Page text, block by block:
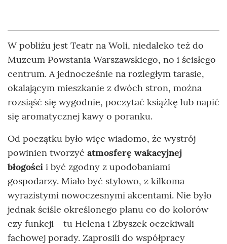
W pobliżu jest Teatr na Woli, niedaleko też do
Muzeum Powstania Warszawskiego, no i ścisłego
centrum. A jednocześnie na rozległym tarasie,
okalającym mieszkanie z dwóch stron, można
rozsiąść się wygodnie, poczytać książkę lub napić
się aromatycznej kawy o poranku.
Od początku było więc wiadomo, że wystrój
powinien tworzyć atmosferę wakacyjnej
błogości i być zgodny z upodobaniami
gospodarzy. Miało być stylowo, z kilkoma
wyrazistymi nowoczesnymi akcentami. Nie było
jednak ściśle określonego planu co do kolorów
czy funkcji - tu Helena i Zbyszek oczekiwali
fachowej porady. Zaprosili do współpracy